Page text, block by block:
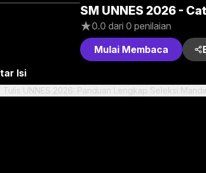
SM UNNES 2026 -
0.0 dari 0 penilaian
Mulai Membaca
Isi
Tulis UNNES 2026: Panduan Lengkap Seleksi